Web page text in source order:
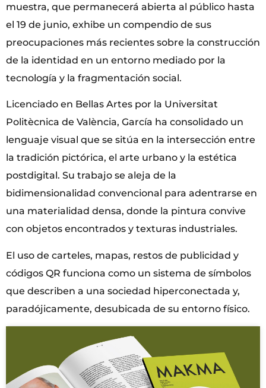
muestra, que permanecerá abierta al público hasta
el 19 de junio, exhibe un compendio de sus
preocupaciones más recientes sobre la construcción
de la identidad en un entorno mediado por la
tecnología y la fragmentación social.
Licenciado en Bellas Artes por la Universitat
Politècnica de València, García ha consolidado un
lenguaje visual que se sitúa en la intersección entre
la tradición pictórica, el arte urbano y la estética
postdigital. Su trabajo se aleja de la
bidimensionalidad convencional para adentrarse en
una materialidad densa, donde la pintura convive
con objetos encontrados y texturas industriales.
El uso de carteles, mapas, restos de publicidad y
códigos QR funciona como un sistema de símbolos
que describen a una sociedad hiperconectada y,
paradójicamente, desubicada de su entorno físico.